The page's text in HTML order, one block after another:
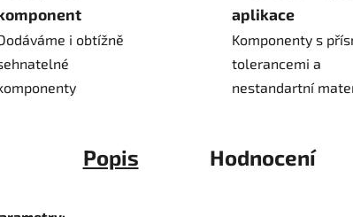
i obtížně
aplikace
Komponenty s
tolerancemi a
nestandartní
Popis Hodnocení